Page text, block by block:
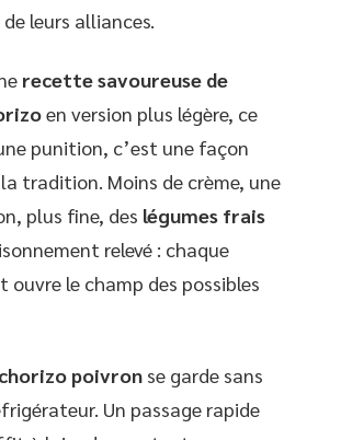
leurs alliances.
recette savoureuse de
en version plus légère, ce
punition, c’est une façon
tradition. Moins de crème, une
plus fine, des légumes frais
relevé : chaque
ouvre le champ des possibles
poivron se garde sans
Un passage rapide